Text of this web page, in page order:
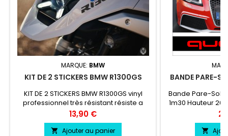
MARQUE: BMW
KIT DE 2 STICKERS BMW R1300GS
KIT DE 2 STICKERS BMW R1300GS vinyl
professionnel très résistant résiste a
l'eau, essence, chaleur, froid.
Prix
13,90 €
 Ajouter au panier
BANDE PARE-
Bande Pare-
1m30 Hauteur
couleur
Quattro
